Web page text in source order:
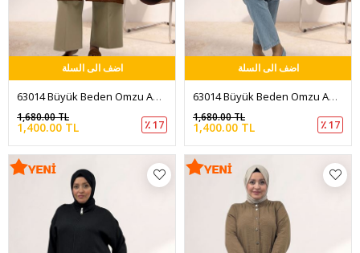
اضف الى السلة
63014 Büyük Beden Omzu Apolet Detaylı Melanj Keten Kap - Kahve
1,400.00 TL
1,680.00 TL
٪ 17
اضف الى السلة
63014 Büyük Beden Omzu Apolet Detaylı Melanj Keten Kap - İndigo
1,400.00 TL
1,680.00 TL
٪ 17